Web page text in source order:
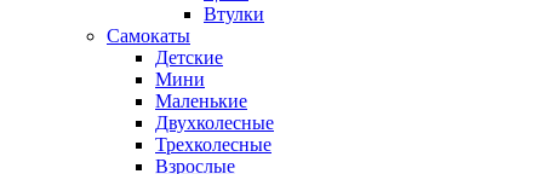
Втулки
Самокаты
Детские
Мини
Маленькие
Двухколесные
Трехколесные
Взрослые